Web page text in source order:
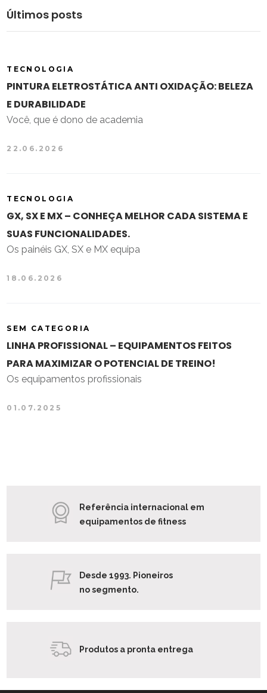
Últimos posts
TECNOLOGIA
PINTURA ELETROSTÁTICA ANTI OXIDAÇÃO: BELEZA
E DURABILIDADE
Você, que é dono de academia
22.06.2026
TECNOLOGIA
GX, SX E MX – CONHEÇA MELHOR CADA SISTEMA E
SUAS FUNCIONALIDADES.
Os painéis GX, SX e MX equipa
18.06.2026
SEM CATEGORIA
LINHA PROFISSIONAL – EQUIPAMENTOS FEITOS
PARA MAXIMIZAR O POTENCIAL DE TREINO!
Os equipamentos profissionais
01.07.2025
Referência internacional em
equipamentos de fitness
Desde 1993. Pioneiros
no segmento.
Produtos a pronta entrega